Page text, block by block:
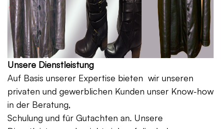
Unsere Dienstleistung
Auf Basis unserer Expertise bieten wir unseren
privaten und gewerblichen Kunden unser Know-how
in der Beratung,
Schulung und für Gutachten an. Unsere